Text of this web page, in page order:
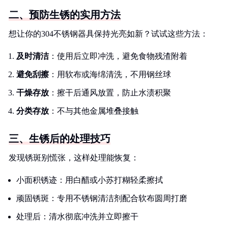
二、预防生锈的实用方法
想让你的304不锈钢器具保持光亮如新？试试这些方法：
及时清洁：使用后立即冲洗，避免食物残渣附着
避免刮擦：用软布或海绵清洗，不用钢丝球
干燥存放 ：擦干后通风放置，防止水渍积聚
分类存放 ：不与其他金属堆叠接触
三、生锈后的处理技巧
发现锈斑别慌张，这样处理能恢复：
小面积锈迹：用白醋或小苏打糊轻柔擦拭
顽固锈斑：专用不锈钢清洁剂配合软布圆周打磨
处理后：清水彻底冲洗并立即擦干